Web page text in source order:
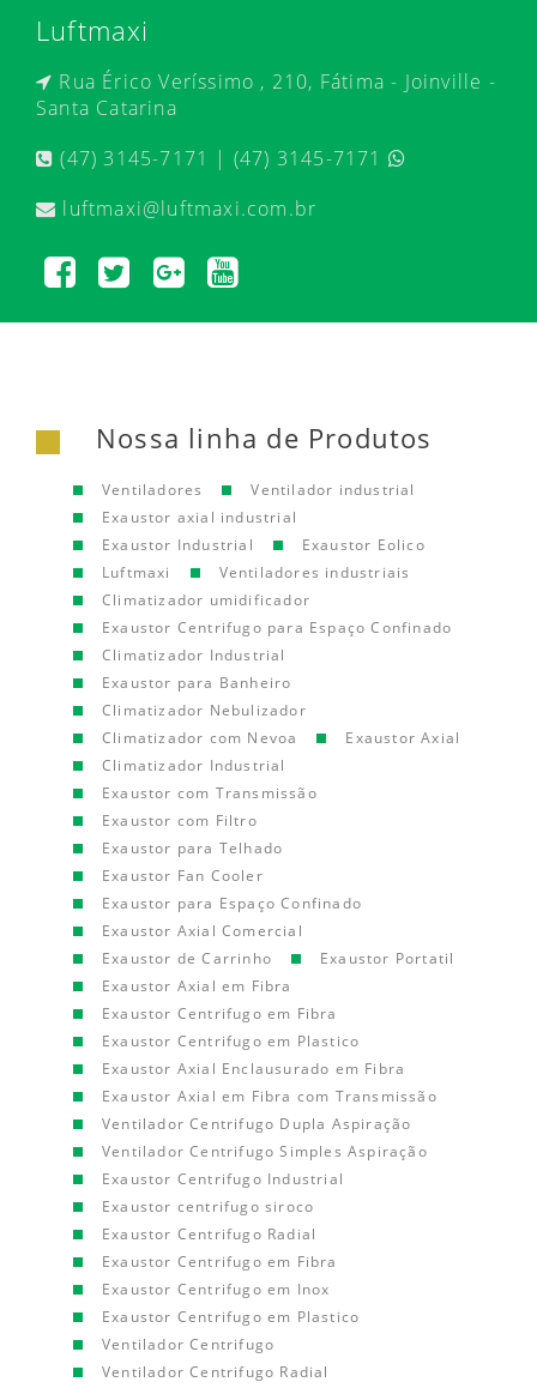
Luftmaxi
Rua Érico Veríssimo , 210, Fátima - Joinville -
Santa Catarina
(47) 3145-7171 | (47) 3145-7171
luftmaxi@luftmaxi.com.br
Nossa linha de Produtos
Ventiladores
Ventilador industrial
Exaustor axial industrial
Exaustor Industrial
Exaustor Eolico
Luftmaxi
Ventiladores industriais
Climatizador umidificador
Exaustor Centrifugo para Espaço Confinado
Climatizador Industrial
Exaustor para Banheiro
Climatizador Nebulizador
Climatizador com Nevoa
Exaustor Axial
Climatizador Industrial
Exaustor com Transmissão
Exaustor com Filtro
Exaustor para Telhado
Exaustor Fan Cooler
Exaustor para Espaço Confinado
Exaustor Axial Comercial
Exaustor de Carrinho
Exaustor Portatil
Exaustor Axial em Fibra
Exaustor Centrifugo em Fibra
Exaustor Centrifugo em Plastico
Exaustor Axial Enclausurado em Fibra
Exaustor Axial em Fibra com Transmissão
Ventilador Centrifugo Dupla Aspiração
Ventilador Centrifugo Simples Aspiração
Exaustor Centrifugo Industrial
Exaustor centrifugo siroco
Exaustor Centrifugo Radial
Exaustor Centrifugo em Fibra
Exaustor Centrifugo em Inox
Exaustor Centrifugo em Plastico
Ventilador Centrifugo
Ventilador Centrifugo Radial